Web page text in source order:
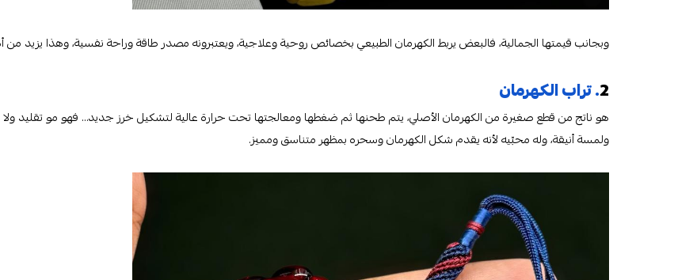
وبجانب قيمتها الجمالية، فالبعض يربط الكهرمان الطبيعي بخصائص روحية وعلاجية، ويعتبرونه مصدر طاقة وراحة نفسية، وهذا يزيد من
2. تراب الكهرمان
هو ناتج من قطع صغيرة من الكهرمان الأصلي، يتم طحنها ثم ضغطها ومعالجتها تحت حرارة عالية لتشكيل خرز جديد… فهو مو تقليد
ولمسة أنيقة، وله محبّيه لأنه يقدم شكل الكهرمان وسحره بمظهر متناسق ومميز.